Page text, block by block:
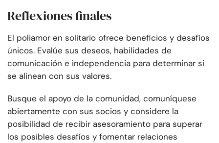
Reflexiones finales
El poliamor en solitario ofrece beneficios y desafíos
únicos. Evalúe sus deseos, habilidades de
comunicación e independencia para determinar si
se alinean con sus valores.
Busque el apoyo de la comunidad, comuníquese
abiertamente con sus socios y considere la
posibilidad de recibir asesoramiento para superar
los posibles desafíos y fomentar relaciones